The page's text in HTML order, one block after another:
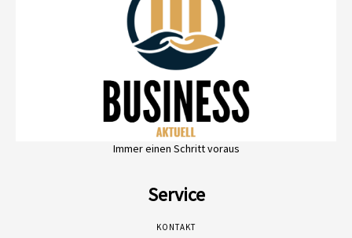
Immer einen Schritt voraus
Service
KONTAKT